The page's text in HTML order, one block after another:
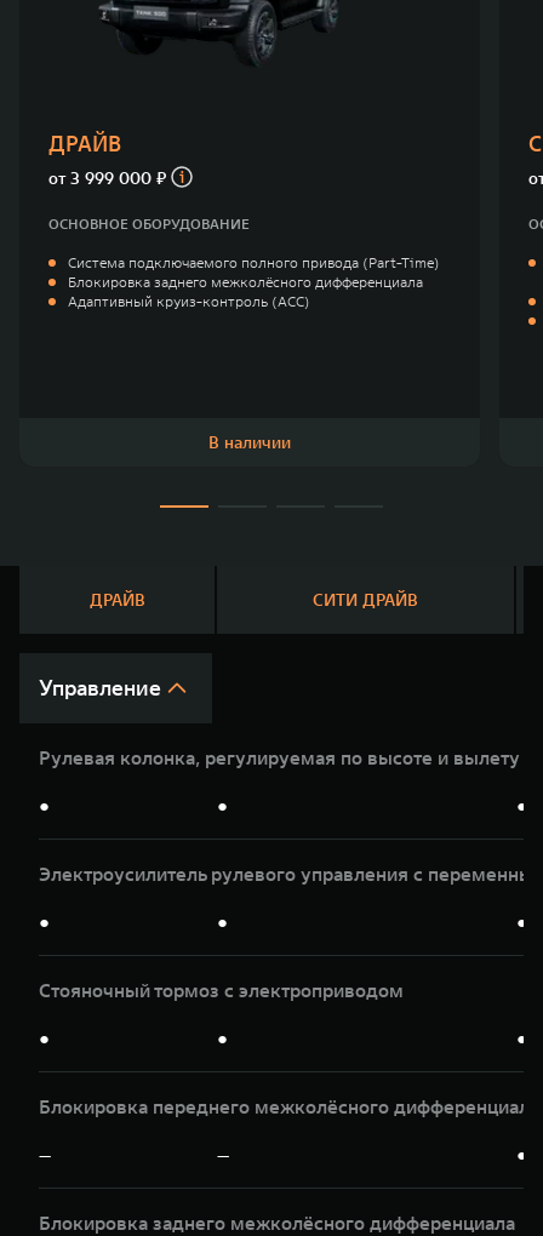
Веди за собой
от 6 499 000 ₽
Сила
от 10 199
Расширяя границы комфорта
от 6 149 000 ₽
WEY 80
от 6 449 000 ₽
WEY 80
от 8 099
TANK Финансы
Корпоративным клиентам
TANK Кредит
TANK Лизинг
TANK Страхование
Специальные предложения
ЦИФРОВЫЕ СЕРВИСЫ TANK
Цифровые сервисы TANK
Подписки
ДРАЙВ
от3 999 000 ₽
ОСНОВНОЕ ОБОРУДОВАНИЕ
Система подключаемого полного привода (Part-Time)
Блокировка заднего межколёсного дифференциала
Адаптивный круиз-контроль (ACC)
В наличии
ДРАЙВ СИТИ ДРАЙВ
Управление
Рулевая колонка, регулируемая по высоте и вылету
● ● ●
Электроусилитель рулевого управления с
● ● ●
Стояночный тормоз с электроприводом
● ● ●
Блокировка переднего межколёсного дифференциала
— — ●
Блокировка заднего межколёсного дифференциала